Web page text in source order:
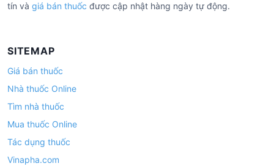
tín và giá bán thuốc được cập nhật hàng ngày tự động.
SITEMAP
Giá bán thuốc
Nhà thuốc Online
Tìm nhà thuốc
Mua thuốc Online
Tác dụng thuốc
Vinapha.com